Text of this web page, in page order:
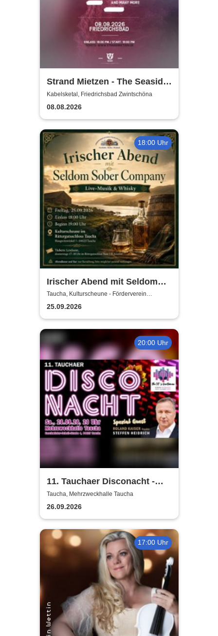
Strand Mietzen - The Seaside
Rave
Kabelsketal, Friedrichsbad Zwintschöna
08.08.2026
18:00 Uhr
Irischer Abend mit Seldom
Sober Company | Live-Musik
& Whisky in der
Kulturscheune Taucha
Taucha, Kulturscheune - Förderverein
Rittergutschloss Taucha e.V.
25.09.2026
20:00 Uhr
11. Tauchaer Disconacht -
Herbstedition
Taucha, Mehrzweckhalle Taucha
26.09.2026
17:00 Uhr